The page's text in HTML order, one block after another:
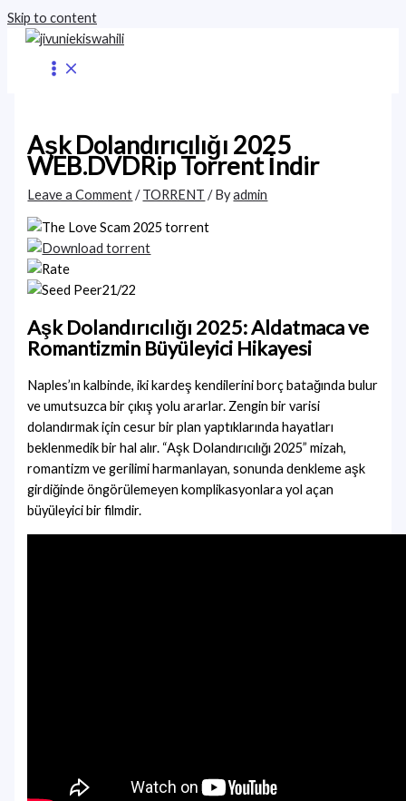
Skip to content
Aşk Dolandırıcılığı 2025
WEB.DVDRip Torrent İndir
Leave a Comment /TORRENT / Byadmin
21/22
Aşk Dolandırıcılığı 2025: Aldatmaca ve
Romantizmin Büyüleyici Hikayesi
Naples’ın kalbinde, iki kardeş kendilerini borç batağında bulur
ve umutsuzca bir çıkış yolu ararlar. Zengin bir varisi
dolandırmak için cesur bir plan yaptıklarında hayatları
beklenmedik bir hal alır. “Aşk Dolandırıcılığı 2025” mizah,
romantizm ve gerilimi harmanlayan, sonunda denkleme aşk
girdiğinde öngörülemeyen komplikasyonlara yol açan
büyüleyici bir filmdir.